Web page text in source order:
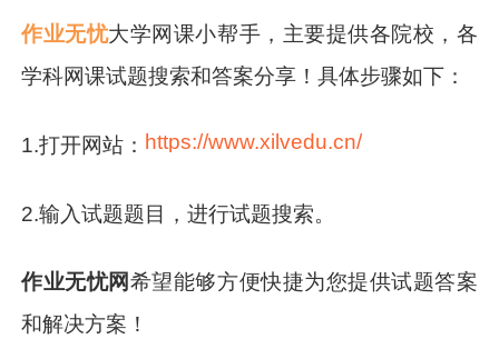
作业无忧大学网课小帮手，主要提供各院校，各
学科网课试题搜索和答案分享！具体步骤如下：
1.打开网站： https://www.xilvedu.cn/
2.输入试题题目，进行试题搜索。
作业无忧网希望能够方便快捷为您提供试题答案
和解决方案！